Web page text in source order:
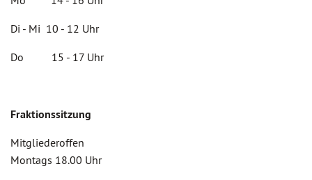
Di - Mi 10 - 12 Uhr
Do 15 - 17 Uhr
Fraktionssitzung
Mitgliederoffen
Montags 18.00 Uhr